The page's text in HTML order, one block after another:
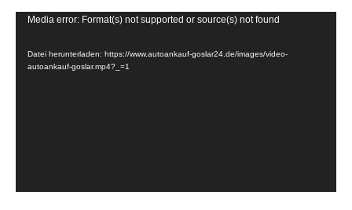
Media error: Format(s) not supported or source(s) not found
Datei herunterladen: https://www.autoankauf-goslar24.de/images/video-
autoankauf-goslar.mp4?_=1